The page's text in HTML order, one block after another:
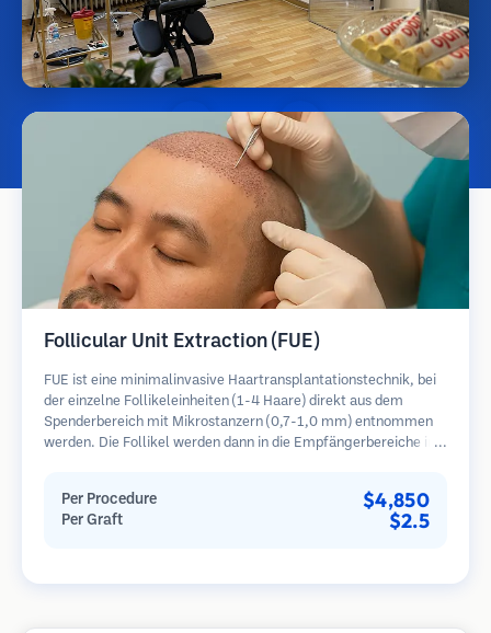
Follicular Unit Extraction (FUE)
FUE ist eine minimalinvasive Haartransplantationstechnik, bei
der einzelne Follikeleinheiten (1-4 Haare) direkt aus dem
Spenderbereich mit Mikrostanzern (0,7-1,0 mm) entnommen
werden. Die Follikel werden dann in die Empfängerbereiche in
im Vergleich zu Streifenentnahmemethoden.
Per Procedure $4,850
Per Graft $2.5